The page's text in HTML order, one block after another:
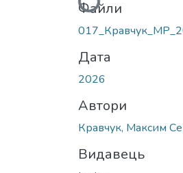
Вантажиться...
Файли
Дата
2026
Автори
Кравчук, Максим
Видавець